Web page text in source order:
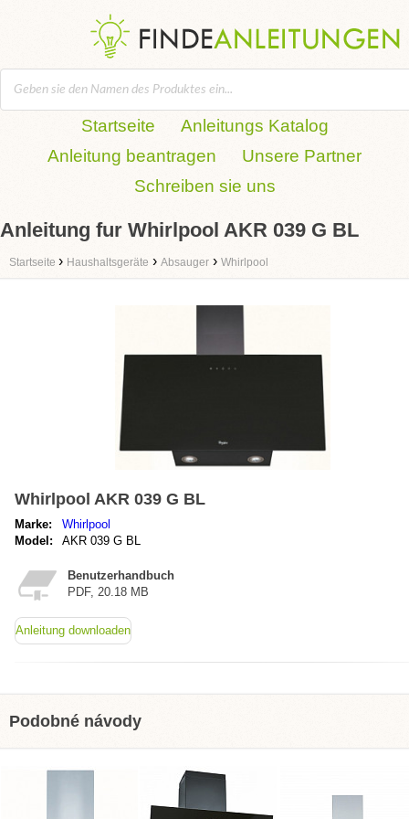
Startseite
Anleitungs Katalog
Anleitung beantragen
Unsere Partner
Schreiben sie uns
Anleitung fur Whirlpool AKR 039 G BL
Startseite › Haushaltsgeräte › Absauger › Whirlpool
Whirlpool AKR 039 G BL
Marke:
Whirlpool
Model:
AKR 039 G BL
Benutzerhandbuch
PDF, 20.18 MB
Anleitung downloaden
Podobné návody